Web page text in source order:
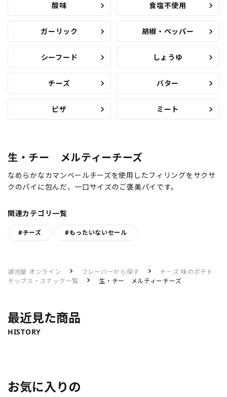
酸味 食塩不使用
ガーリック 胡椒・ペッパー
シーフード しょうゆ
チーズ バター
ピザ ミート
生・チー メルティーチーズ
なめらかなカマンベールチーズを使用したフィリングをサクサ
クのパイに包んだ、一口サイズのご褒美パイです。
関連カテゴリ一覧
#チーズ #もったいないセール
湖池屋 オンライン フレーバーから探す
チ－ズ 味のポテト
チップス・スナック一覧
生・チー メルティーチーズ
最近見た商品
HISTORY
お気に入りの